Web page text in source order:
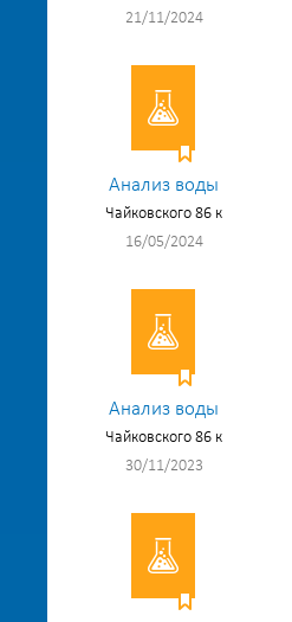
21/11/2024
Анализ воды
Чайковского 86 к
16/05/2024
Анализ воды
Чайковского 86 к
30/11/2023